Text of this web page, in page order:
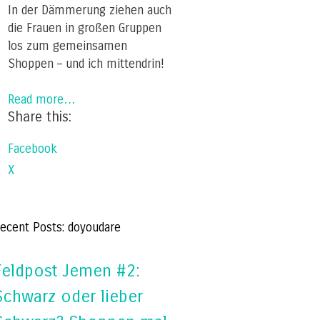
In der Dämmerung ziehen auch
die Frauen in großen Gruppen
los zum gemeinsamen
Shoppen – und ich mittendrin!
Read more…
Share this:
Facebook
X
Posts: doyoudare
Jemen #2:
oder lieber